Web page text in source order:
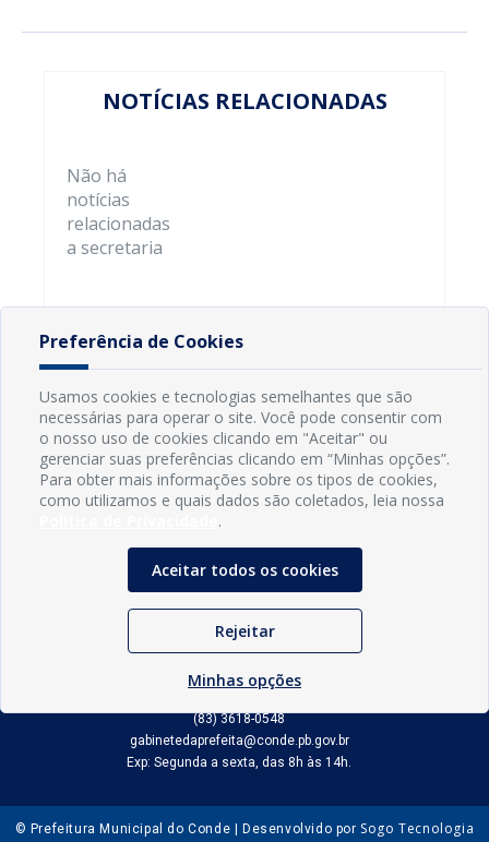
NOTÍCIAS RELACIONADAS
Não há
notícias
relacionadas
a secretaria
INFORMAÇÕES
Município de Conde - PB
CNPJ: 08.916.645/0001-80
(83) 3618-0548
gabinetedaprefeita@conde.pb.gov.br
Exp: Segunda a sexta, das 8h às 14h.
© Prefeitura Municipal do Conde | Desenvolvido por Sogo Tecnologia
Preferência de Cookies
Usamos cookies e tecnologias semelhantes que são
necessárias para operar o site. Você pode consentir com
o nosso uso de cookies clicando em "Aceitar" ou
gerenciar suas preferências clicando em “Minhas opções”.
Para obter mais informações sobre os tipos de cookies,
como utilizamos e quais dados são coletados, leia nossa
.
Aceitar todos os cookies
Rejeitar
Minhas opções